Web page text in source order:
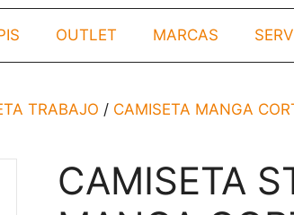
OUTLET MARCAS
TRABAJO / CAMISETA MANGA
CAMISETA